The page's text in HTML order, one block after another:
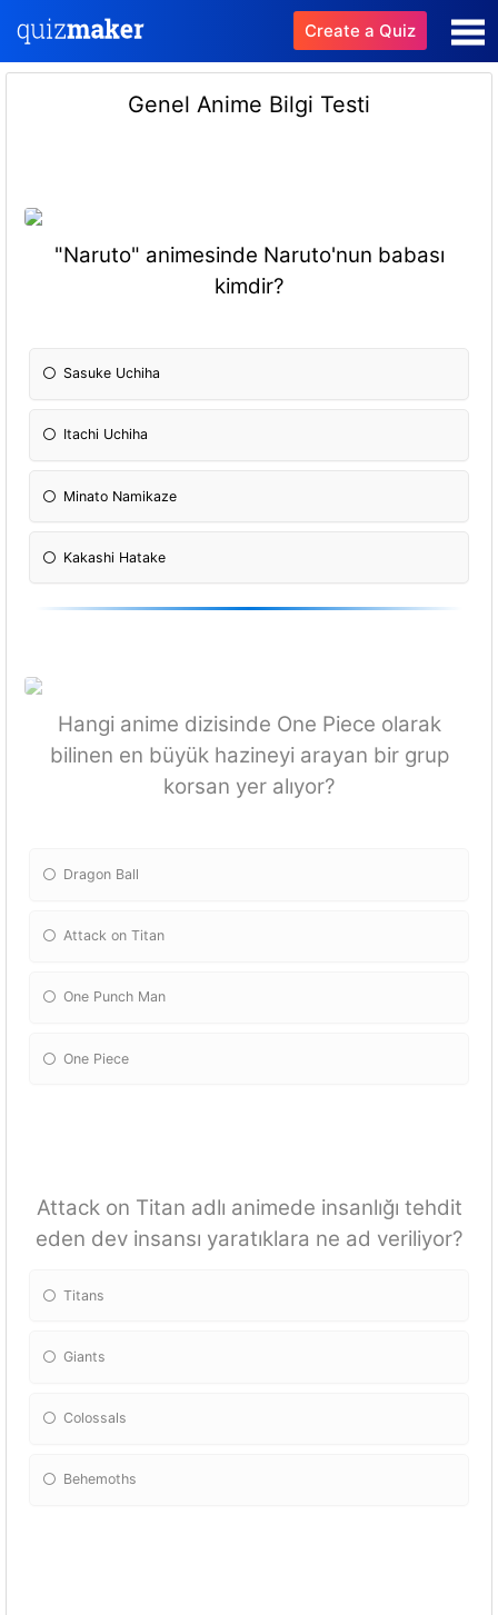
Create a Quiz
Genel Anime Bilgi Testi
"Naruto" animesinde Naruto'nun babası
kimdir?
Sasuke Uchiha
Itachi Uchiha
Minato Namikaze
Kakashi Hatake
Hangi anime dizisinde One Piece olarak
bilinen en büyük hazineyi arayan bir grup
korsan yer alıyor?
Dragon Ball
Attack on Titan
One Punch Man
One Piece
Attack on Titan adlı animede insanlığı tehdit
eden dev insansı yaratıklara ne ad veriliyor?
Titans
Giants
Colossals
Behemoths